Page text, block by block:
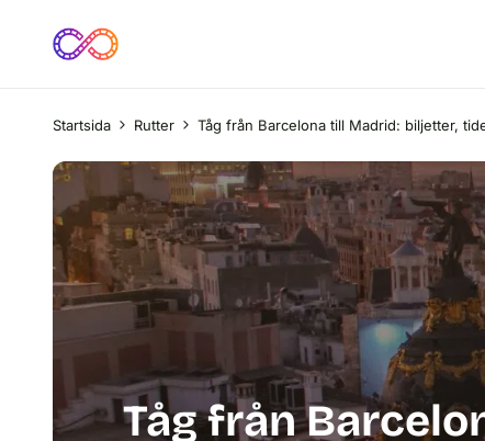
Startsida Rutter Tåg från Barcelona till Madrid: biljetter,
Tåg från